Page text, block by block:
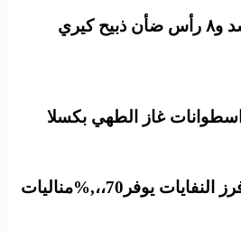
ضبط٧٠٠كيلو فراخ فاسد و٨ رأس ضأن ذبيح كيري
غاز الطهي بكسلا
المجلس الأعلى للبيئة:فرز النفايات يوفر70،،,%مناليات